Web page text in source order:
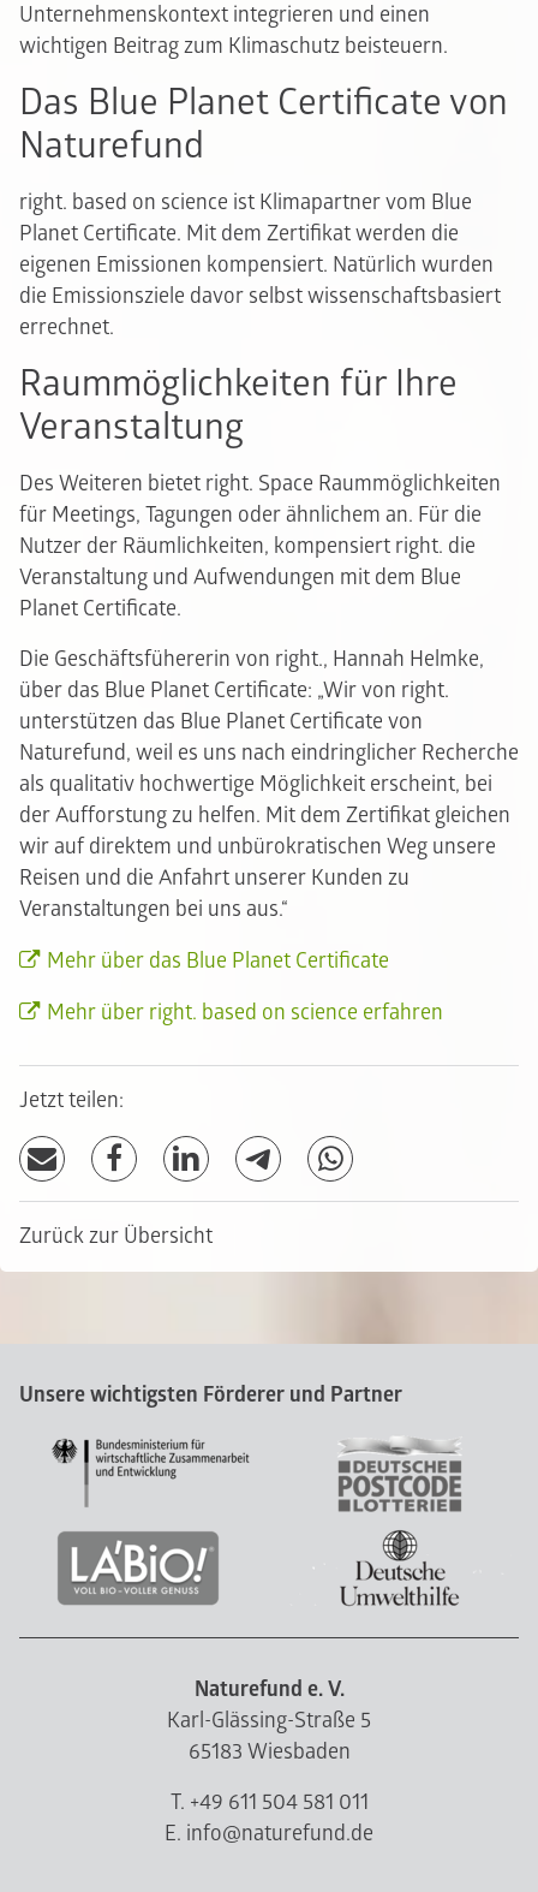
Unternehmenskontext integrieren und einen
wichtigen Beitrag zum Klimaschutz beisteuern.
Das Blue Planet Certificate von
Naturefund
right. based on science ist Klimapartner vom Blue
Planet Certificate. Mit dem Zertifikat werden die
eigenen Emissionen kompensiert. Natürlich wurden
die Emissionsziele davor selbst wissenschaftsbasiert
errechnet.
Raummöglichkeiten für Ihre
Veranstaltung
Des Weiteren bietet right. Space Raummöglichkeiten
für Meetings, Tagungen oder ähnlichem an. Für die
Nutzer der Räumlichkeiten, kompensiert right. die
Veranstaltung und Aufwendungen mit dem Blue
Planet Certificate.
Die Geschäftsfühererin von right., Hannah Helmke,
über das Blue Planet Certificate: „Wir von right.
unterstützen das Blue Planet Certificate von
Naturefund, weil es uns nach eindringlicher Recherche
als qualitativ hochwertige Möglichkeit erscheint, bei
der Aufforstung zu helfen. Mit dem Zertifikat gleichen
wir auf direktem und unbürokratischen Weg unsere
Reisen und die Anfahrt unserer Kunden zu
Veranstaltungen bei uns aus.“
Mehr über das Blue Planet Certificate
Mehr über right. based on science erfahren
Jetzt teilen:
Zurück zur Übersicht
Unsere wichtigsten Förderer und Partner
Naturefund e. V.
Karl-Glässing-Straße 5
65183 Wiesbaden
T. +49 611 504 581 011
E. info@naturefund.de